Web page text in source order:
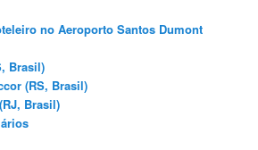
no Aeroporto Santos Dumont
Brasil)
(RS, Brasil)
Brasil)